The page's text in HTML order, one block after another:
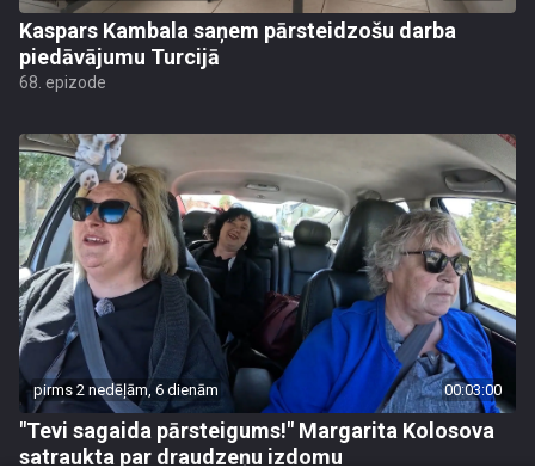
Kaspars Kambala saņem pārsteidzošu darba
piedāvājumu Turcijā
68. epizode
pirms 2 nedēļām, 6 dienām 00:03:00
"Tevi sagaida pārsteigums!" Margarita Kolosova
satraukta par draudzeņu izdomu